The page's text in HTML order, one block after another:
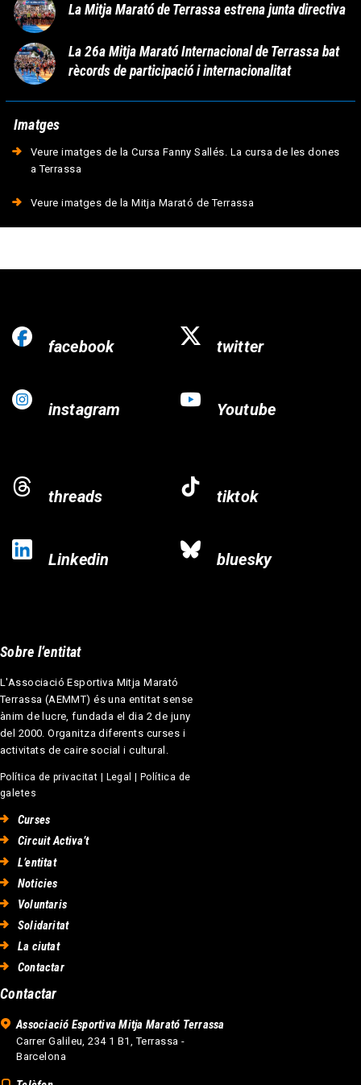
La Mitja Marató de Terrassa estrena junta directiva
La 26a Mitja Marató Internacional de Terrassa bat
rècords de participació i internacionalitat
Imatges
Veure imatges de la Cursa Fanny Sallés. La cursa de les dones
a Terrassa
Veure imatges de la Mitja Marató de Terrassa
facebook twitter
instagram Youtube
threads tiktok
Linkedin bluesky
Sobre l’entitat
L'Associació Esportiva Mitja Marató
Terrassa (AEMMT) és una entitat sense
ànim de lucre, fundada el dia 2 de juny
del 2000. Organitza diferents curses i
activitats de caire social i cultural.
Política de privacitat | Legal | Política de
galetes
Curses
Circuit Activa’t
L’entitat
Noticies
Voluntaris
Solidaritat
La ciutat
Contactar
Contactar
Associació Esportiva Mitja Marató Terrassa
Carrer Galileu, 234 1 B1, Terrassa -
Barcelona